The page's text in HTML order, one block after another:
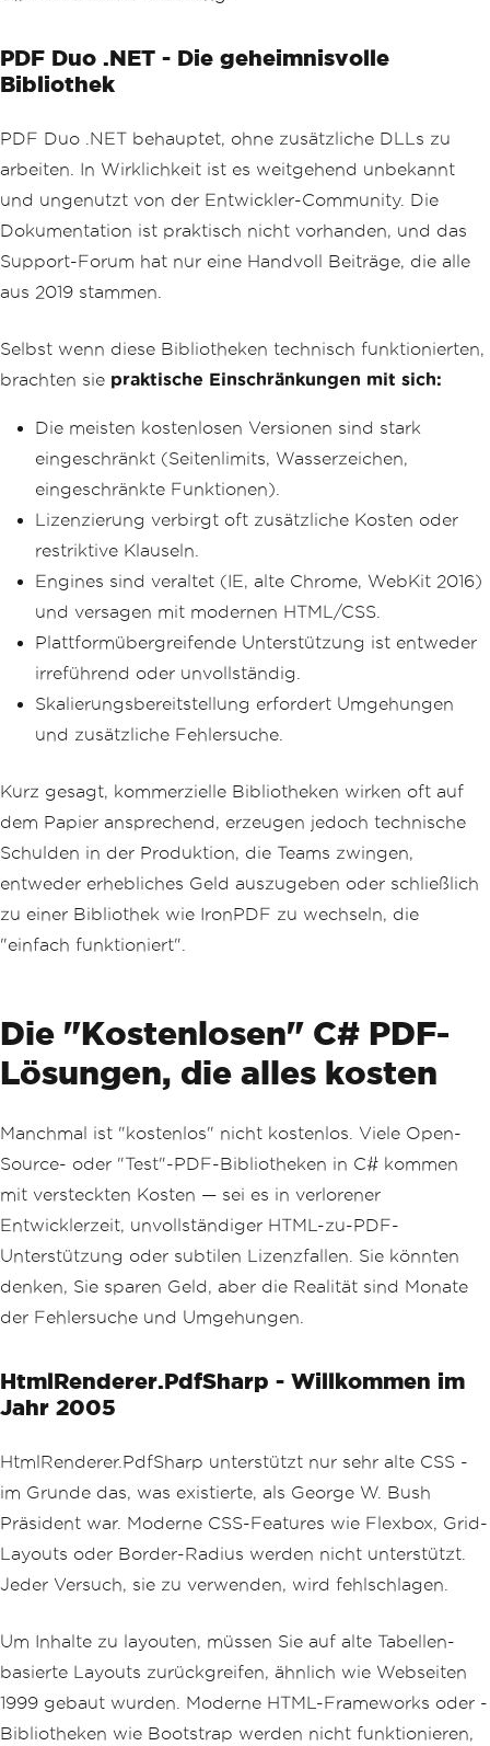
PDF Duo .NET - Die geheimnisvolle
Bibliothek
PDF Duo .NET behauptet, ohne zusätzliche DLLs zu
arbeiten. In Wirklichkeit ist es weitgehend unbekannt
und ungenutzt von der Entwickler-Community. Die
Dokumentation ist praktisch nicht vorhanden, und das
Support-Forum hat nur eine Handvoll Beiträge, die alle
aus 2019 stammen.
Selbst wenn diese Bibliotheken technisch funktionierten,
brachten sie praktische Einschränkungen mit sich:
Die meisten kostenlosen Versionen sind stark
eingeschränkt (Seitenlimits, Wasserzeichen,
eingeschränkte Funktionen).
Lizenzierung verbirgt oft zusätzliche Kosten oder
restriktive Klauseln.
Engines sind veraltet (IE, alte Chrome, WebKit 2016)
und versagen mit modernen HTML/CSS.
Plattformübergreifende Unterstützung ist entweder
irreführend oder unvollständig.
Skalierungsbereitstellung erfordert Umgehungen
und zusätzliche Fehlersuche.
Kurz gesagt, kommerzielle Bibliotheken wirken oft auf
dem Papier ansprechend, erzeugen jedoch technische
Schulden in der Produktion, die Teams zwingen,
entweder erhebliches Geld auszugeben oder schließlich
zu einer Bibliothek wie IronPDF zu wechseln, die
"einfach funktioniert".
Die "Kostenlosen" C# PDF-
Lösungen, die alles kosten
Manchmal ist "kostenlos" nicht kostenlos. Viele Open-
Source- oder "Test"-PDF-Bibliotheken in C# kommen
mit versteckten Kosten — sei es in verlorener
Entwicklerzeit, unvollständiger HTML-zu-PDF-
Unterstützung oder subtilen Lizenzfallen. Sie könnten
denken, Sie sparen Geld, aber die Realität sind Monate
der Fehlersuche und Umgehungen.
HtmlRenderer.PdfSharp - Willkommen im
Jahr 2005
HtmlRenderer.PdfSharp unterstützt nur sehr alte CSS -
im Grunde das, was existierte, als George W. Bush
Präsident war. Moderne CSS-Features wie Flexbox, Grid-
Layouts oder Border-Radius werden nicht unterstützt.
Jeder Versuch, sie zu verwenden, wird fehlschlagen.
Um Inhalte zu layouten, müssen Sie auf alte Tabellen-
basierte Layouts zurückgreifen, ähnlich wie Webseiten
1999 gebaut wurden. Moderne HTML-Frameworks oder -
Bibliotheken wie Bootstrap werden nicht funktionieren,